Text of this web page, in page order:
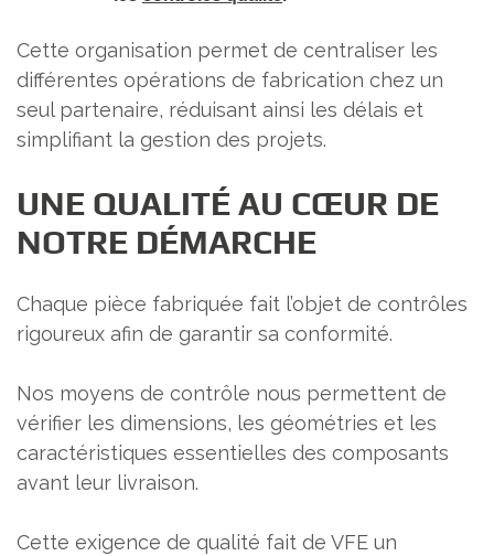
Cette organisation permet de centraliser les
différentes opérations de fabrication chez un
seul partenaire, réduisant ainsi les délais et
simplifiant la gestion des projets.
UNE QUALITÉ AU CŒUR DE
NOTRE DÉMARCHE
Chaque pièce fabriquée fait l’objet de contrôles
rigoureux afin de garantir sa conformité.
Nos moyens de contrôle nous permettent de
vérifier les dimensions, les géométries et les
caractéristiques essentielles des composants
avant leur livraison.
Cette exigence de qualité fait de VFE un